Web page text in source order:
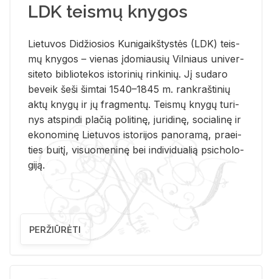
LDK teismų knygos
Lie­tu­vos Di­džio­sios Ku­ni­gaikš­tys­tės (LDK) teis­
mų kny­gos – vie­nas įdo­miau­sių Vil­niaus uni­ver­
si­te­to bi­b­lio­te­kos is­to­ri­nių rin­ki­nių. Jį su­da­ro
be­veik šeši šim­tai 1540–1845 m. rank­raš­ti­nių
aktų kny­gų ir jų frag­men­tų. Teis­mų kny­gų tu­ri­
nys at­spin­di pla­čią po­li­ti­nę, ju­ri­di­nę, so­cia­li­nę ir
eko­no­mi­nę Lie­tu­vos is­to­ri­jos pa­no­ra­mą, pra­ei­
ties bui­tį, vi­suo­me­ni­nę bei in­di­vi­dua­lią psi­cho­lo­
gi­ją.
PERŽIŪRĖTI